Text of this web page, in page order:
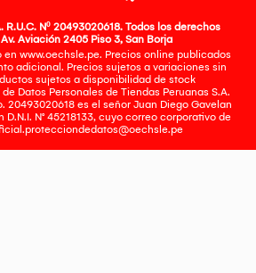
R.U.C. Nº 20493020618. Todos los derechos
Aviación 2405 Piso 3, San Borja
en www.oechsle.pe. Precios online publicados
adicional. Precios sujetos a variaciones sin
sujetos a disponibilidad de stock
Datos Personales de Tiendas Peruanas S.A.
20493020618 es el señor Juan Diego Gavelan
N° 45218133, cuyo correo corporativo de